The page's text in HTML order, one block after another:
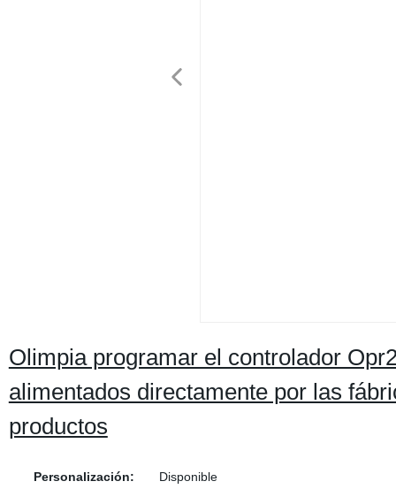
Olimpia programar el controlador
alimentados directamente por las
productos
Personalización:
Disponible